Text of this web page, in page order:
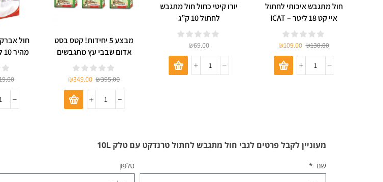
חול מתגבש איכותי לחתול
איי קט 18 ליטר – ICAT
₪130.00
₪109.00
יורו קיטי כחול חול מתגבש
לחתול 10 ק”ג
₪69.00
מבצע 5 יחידות! קטס בסט
אדום שבבי עץ מתגבשים
למכרסמים וחתולים 4.3 ק”ג
₪395.00
₪349.00
חול
מעוניין לקבל פרטים לגבי חול מתגבש לחתול טרנדקט עם טלק 10L
שם טלפון